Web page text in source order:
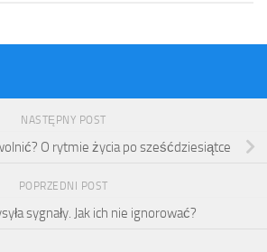
NASTĘPNY POST
O rytmie życia po sześćdziesiątce
POPRZEDNI POST
sygnały. Jak ich nie ignorować?